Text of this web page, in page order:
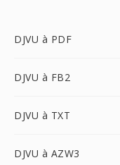
DJVU à PDF
DJVU à FB2
DJVU à TXT
DJVU à AZW3